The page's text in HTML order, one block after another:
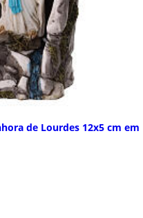
de Lourdes 12x5 cm em